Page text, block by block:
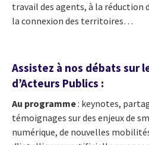
travail des agents, à la réduction
la connexion des territoires…
Assistez à nos débats sur
d’Acteurs Publics :
Au programme: keynotes,
témoignages sur des enjeux de
numérique, de nouvelles